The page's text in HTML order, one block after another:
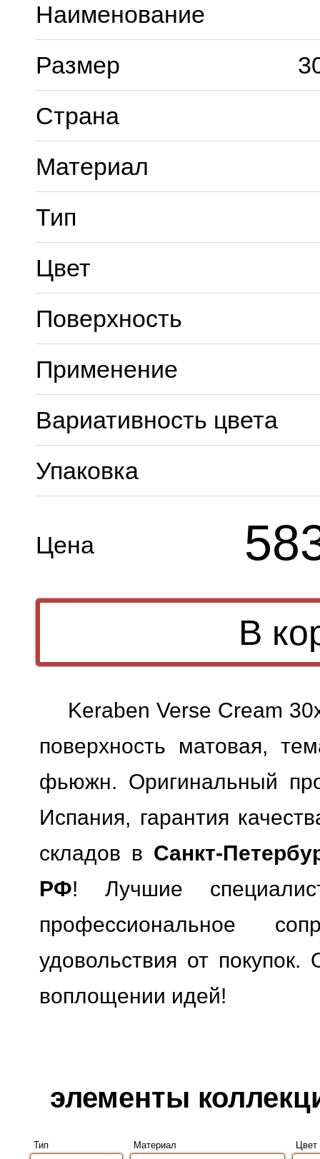
Наименование
Размер
Страна
Материал
Тип
Цвет
Поверхность
Применение
Вариативность цвета
Упаковка
Цена
Keraben Verse Cream
поверхность матовая,
фьюжн. Оригинальный
Испания, гарантия
складов в Санкт-
РФ! Лучшие
профессиональное
удовольствия от
воплощении идей!
элементы
Тип Материал Цвет